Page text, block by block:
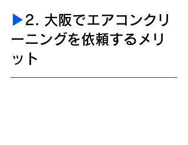
▶︎ 2. 大阪でエアコンクリ
ーニングを依頼するメリ
ット